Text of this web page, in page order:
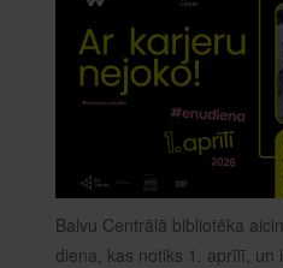
Balvu Centrālā bibliotēka
diena, kas notiks 1. aprīlī, un